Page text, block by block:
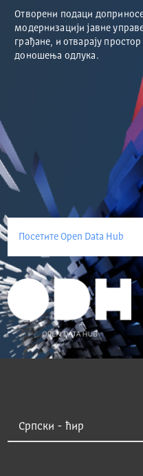
Отворени подаци
модернизацији јавне
грађане, и отварају
доношења одлука.
Посетите Open Data Hub